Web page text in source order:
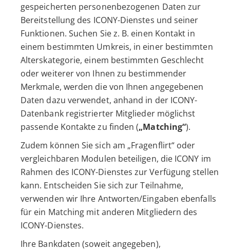
gespeicherten personenbezogenen Daten zur
Bereitstellung des ICONY-Dienstes und seiner
Funktionen. Suchen Sie z. B. einen Kontakt in
einem bestimmten Umkreis, in einer bestimmten
Alterskategorie, einem bestimmten Geschlecht
oder weiterer von Ihnen zu bestimmender
Merkmale, werden die von Ihnen angegebenen
Daten dazu verwendet, anhand in der ICONY-
Datenbank registrierter Mitglieder möglichst
passende Kontakte zu finden („Matching“).
Zudem können Sie sich am „Fragenflirt“ oder
vergleichbaren Modulen beteiligen, die ICONY im
Rahmen des ICONY-Dienstes zur Verfügung stellen
kann. Entscheiden Sie sich zur Teilnahme,
verwenden wir Ihre Antworten/Eingaben ebenfalls
für ein Matching mit anderen Mitgliedern des
ICONY-Dienstes.
Ihre Bankdaten (soweit angegeben),